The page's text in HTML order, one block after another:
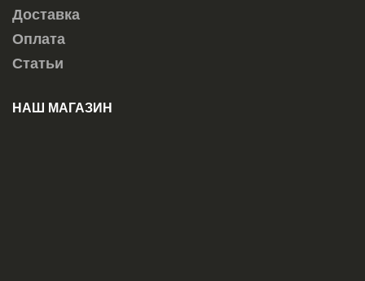
Доставка
Оплата
Статьи
НАШ МАГАЗИН